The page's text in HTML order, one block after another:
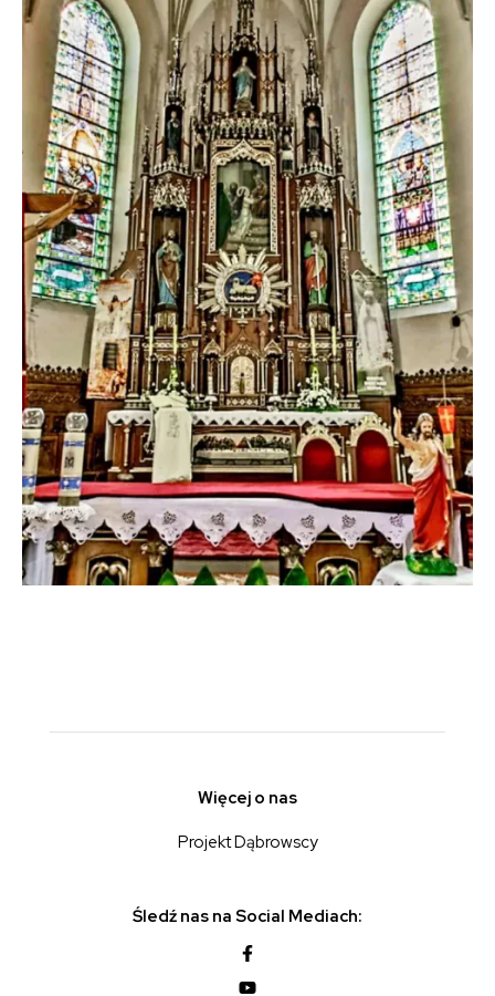
Więcej o nas
Projekt Dąbrowscy
Śledź nas na Social Mediach: